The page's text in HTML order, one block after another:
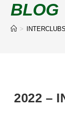
BLOG
>
2022 –